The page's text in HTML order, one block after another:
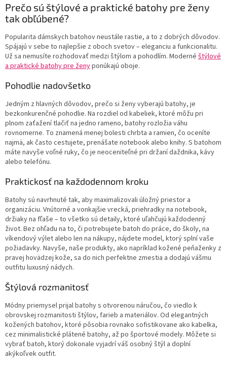
Prečo sú štýlové a praktické batohy pre ženy
tak obľúbené?
Popularita dámskych batohov neustále rastie, a to z dobrých dôvodov.
Spájajú v sebe to najlepšie z oboch svetov – eleganciu a funkcionalitu.
Už sa nemusíte rozhodovať medzi štýlom a pohodlím. Moderné štýlové
a praktické batohy pre ženyponúkajú oboje.
Pohodlie nadovšetko
Jedným z hlavných dôvodov, prečo si ženy vyberajú batohy, je
bezkonkurenčné pohodlie. Na rozdiel od kabeliek, ktoré môžu pri
plnom zaťažení tlačiť na jedno rameno, batohy rozložia váhu
rovnomerne. To znamená menej bolesti chrbta a ramien, čo oceníte
najmä, ak často cestujete, prenášate notebook alebo knihy. S batohom
máte navyše voľné ruky, čo je neoceniteľné pri držaní daždnika, kávy
alebo telefónu.
Praktickosť na každodennom kroku
Batohy sú navrhnuté tak, aby maximalizovali úložný priestor a
organizáciu. Vnútorné a vonkajšie vrecká, priehradky na notebook,
držiaky na fľaše – to všetko sú detaily, ktoré uľahčujú každodenný
život. Bez ohľadu na to, či potrebujete batoh do práce, do školy, na
víkendový výlet alebo len na nákupy, nájdete model, ktorý splní vaše
požiadavky. Navyše, naše produkty, ako napríklad kožené peňaženky z
pravej hovädzej kože, sa do nich perfektne zmestia a dodajú vášmu
outfitu luxusný nádych.
Štýlová rozmanitosť
Módny priemysel prijal batohy s otvorenou náručou, čo viedlo k
obrovskej rozmanitosti štýlov, farieb a materiálov. Od elegantných
kožených batohov, ktoré pôsobia rovnako sofistikovane ako kabelka,
cez minimalistické plátené batohy, až po športové modely. Môžete si
vybrať batoh, ktorý dokonale vyjadrí váš osobný štýl a doplní
akýkoľvek outfit.